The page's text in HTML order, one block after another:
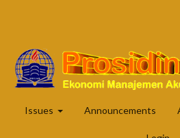
Issues Announcements